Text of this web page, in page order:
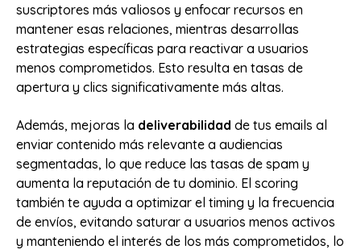
suscriptores más valiosos y enfocar recursos en
mantener esas relaciones, mientras desarrollas
estrategias específicas para reactivar a usuarios
menos comprometidos. Esto resulta en tasas de
apertura y clics significativamente más altas.
Además, mejoras la deliverabilidad de tus emails al
enviar contenido más relevante a audiencias
segmentadas, lo que reduce las tasas de spam y
aumenta la reputación de tu dominio. El scoring
también te ayuda a optimizar el timing y la frecuencia
de envíos, evitando saturar a usuarios menos activos
y manteniendo el interés de los más comprometidos, lo